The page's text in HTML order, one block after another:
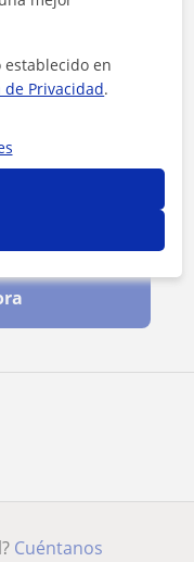
Cuéntanos
establecido en
de Privacidad.